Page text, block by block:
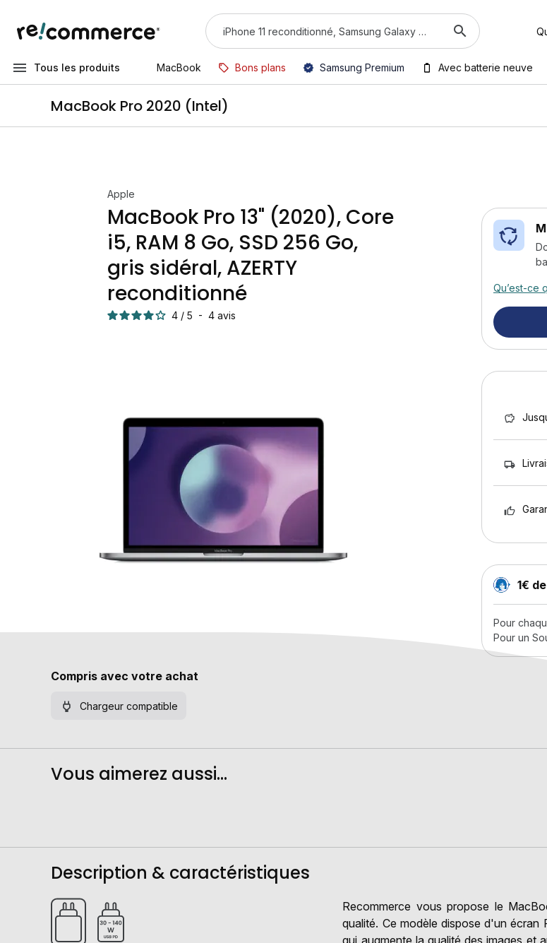
Tous les produits MacBook Bons plans Samsung Premium Avec batterie neuve
MacBook Pro 2020 (Intel)
Apple
MacBook Pro 13" (2020), Core
i5, RAM 8 Go, SSD 256 Go,
gris sidéral, AZERTY
reconditionné
4 / 5 - 4 avis
Compris avec votre achat
Chargeur compatible
Qu’est-ce
1€
Pour
Pour un
Vous aimerez aussi...
Description & caractéristiques
Recommerce vous propose le
qualité. Ce modèle dispose d'un
qui augmente la qualité des images et